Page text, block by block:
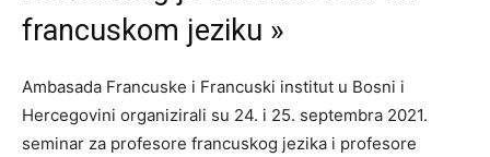
francuskom jeziku »
Ambasada Francuske i Francuski institut u Bosni i
Hercegovini organizirali su 24. i 25. septembra 2021.
seminar za profesore francuskog jezika i profesore